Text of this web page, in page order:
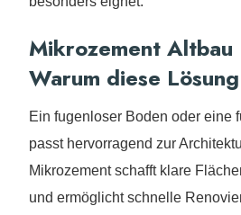
Mikrozement Altbau
Warum diese
Ein fugenloser Boden oder eine
passt hervorragend zur
Mikrozement schafft klare
und ermöglicht schnelle